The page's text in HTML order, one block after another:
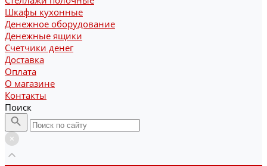
Шкафы кухонные
Денежное оборудование
Денежные ящики
Счетчики денег
Доставка
Оплата
О магазине
Контакты
Поиск